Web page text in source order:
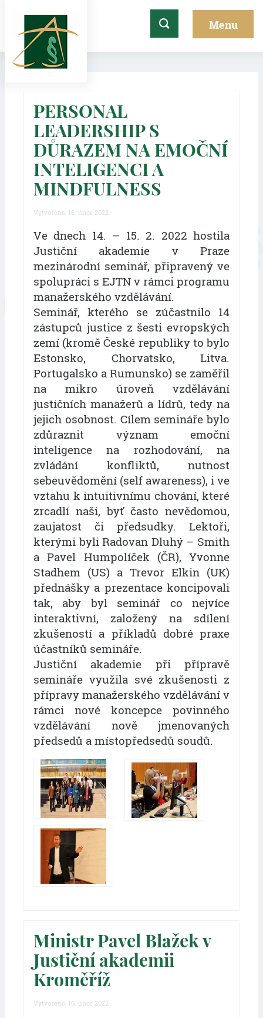
PERSONAL
LEADERSHIP S
DŮRAZEM NA EMOČNÍ
INTELIGENCI A
MINDFULNESS
Vytvořeno: 16. únor 2022
Ve dnech 14. – 15. 2. 2022 hostila
Justiční akademie v Praze
mezinárodní seminář, připravený ve
spolupráci s EJTN v rámci programu
manažerského vzdělávání.
Seminář, kterého se zúčastnilo 14
zástupců justice z šesti evropských
zemí (kromě České republiky to bylo
Estonsko, Chorvatsko, Litva.
Portugalsko a Rumunsko) se zaměřil
na mikro úroveň vzdělávání
justičních manažerů a lídrů, tedy na
jejich osobnost. Cílem semináře bylo
zdůraznit význam emoční
inteligence na rozhodování, na
zvládání konfliktů, nutnost
sebeuvědomění (self awareness), i ve
vztahu k intuitivnímu chování, které
zrcadlí naši, byť často nevědomou,
zaujatost či předsudky. Lektoři,
kterými byli Radovan Dluhý – Smith
a Pavel Humpolíček (ČR), Yvonne
Stadhem (US) a Trevor Elkin (UK)
přednášky a prezentace koncipovali
tak, aby byl seminář co nejvíce
interaktivní, založený na sdílení
zkušeností a příkladů dobré praxe
účastníků semináře.
Justiční akademie při přípravě
semináře využila své zkušenosti z
přípravy manažerského vzdělávání v
rámci nové koncepce povinného
vzdělávání nově jmenovaných
předsedů a místopředsedů soudů.
Ministr Pavel Blažek v
Justiční akademii
Kroměříž
Vytvořeno: 16. únor 2022